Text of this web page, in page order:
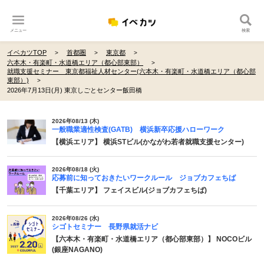
メニュー 検索
イベカツTOP 首都圏
東京都
六本木・有楽町・水道橋エリア（都心部東部）
就職支援セミナー 東京都福祉人材センター(六本木・有楽町・水道橋エリア（都心部
東部）)
2026年7月13日(月) 東京しごとセンター飯田橋
2026年08/13 (木)
一般職業適性検査(GATB) 横浜新卒応援ハローワーク
【横浜エリア】 横浜STビル(かながわ若者就職支援センター)
2026年08/18 (火)
応募前に知っておきたいワークルール ジョブカフェちば
【千葉エリア】 フェイスビル(ジョブカフェちば)
2026年08/26 (水)
シゴトセミナー 長野県就活ナビ
【六本木・有楽町・水道橋エリア（都心部東部）】 NOCOビル
(銀座NAGANO)